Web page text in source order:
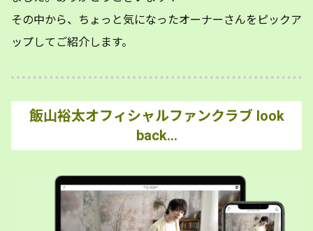
その中から、ちょっと気になったオーナーさんをピックア
ップしてご紹介します。
飯山裕太オフィシャルファンクラブ look
back…